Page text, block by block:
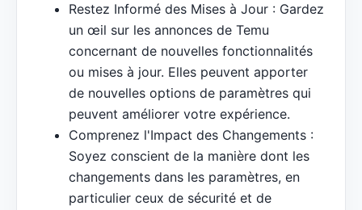
Restez Informé des Mises à Jour : Gardez
un œil sur les annonces de Temu
concernant de nouvelles fonctionnalités
ou mises à jour. Elles peuvent apporter
de nouvelles options de paramètres qui
peuvent améliorer votre expérience.
Comprenez l'Impact des Changements :
Soyez conscient de la manière dont les
changements dans les paramètres, en
particulier ceux de sécurité et de